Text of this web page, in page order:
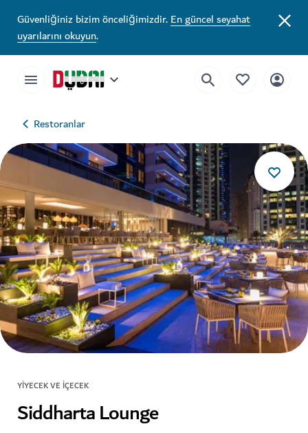
Güvenliğiniz bizim önceliğimizdir.En güncel seyahat
uyarılarını okuyun.
Restoranlar
YIYECEK VE İÇECEK
Siddharta Lounge